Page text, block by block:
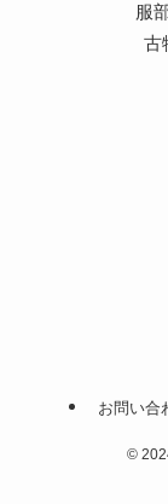
服
古
お問い合
©